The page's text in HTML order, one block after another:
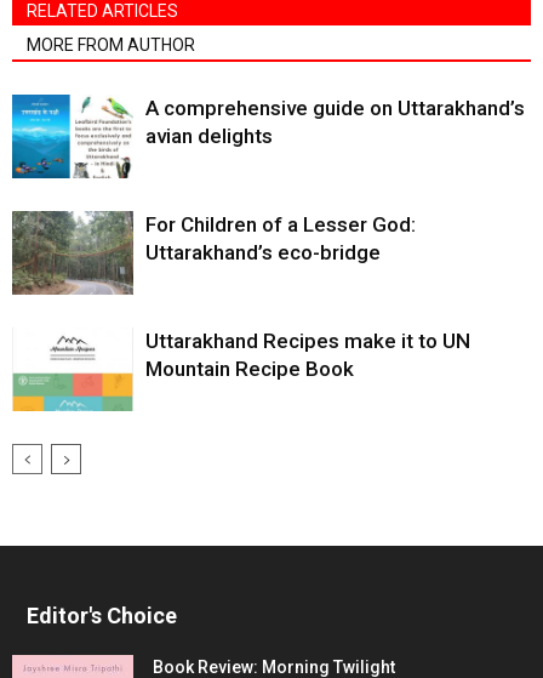
RELATED ARTICLES
MORE FROM AUTHOR
A comprehensive guide on Uttarakhand’s
avian delights
For Children of a Lesser God:
Uttarakhand’s eco-bridge
Uttarakhand Recipes make it to UN
Mountain Recipe Book
Editor's Choice
Book Review: Morning Twilight